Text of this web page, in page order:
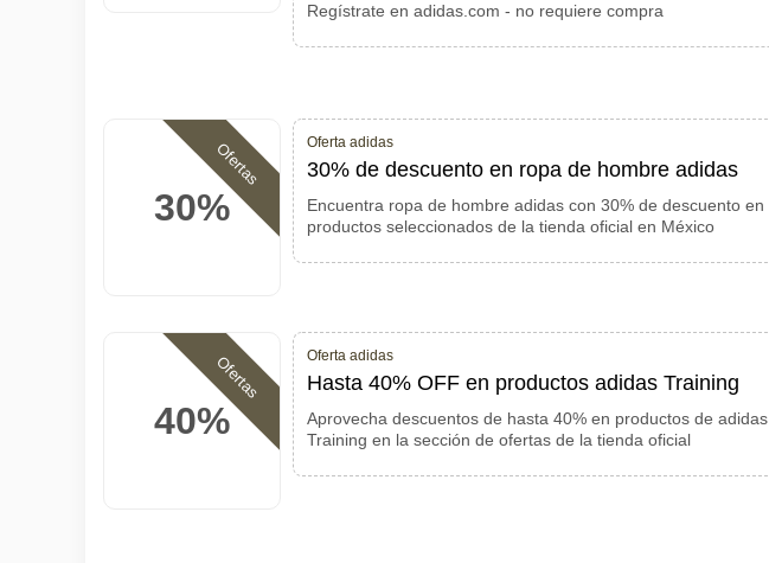
Regístrate en adidas.com - no requiere compra
30%
Ofertas Oferta adidas
30% de descuento en ropa de hombre adidas
Encuentra ropa de hombre adidas con 30% de descuento en
productos seleccionados de la tienda oficial en México
40%
Ofertas Oferta adidas
Hasta 40% OFF en productos adidas Training
Aprovecha descuentos de hasta 40% en productos de adidas
Training en la sección de ofertas de la tienda oficial